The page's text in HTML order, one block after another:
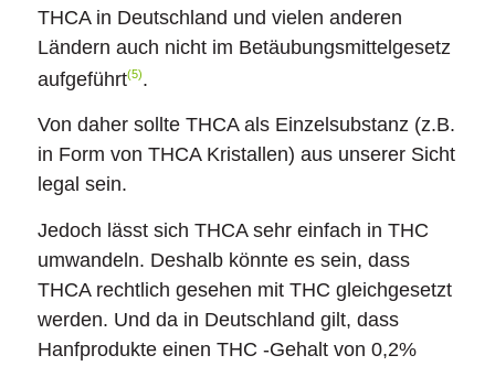
THCA in Deutschland und vielen anderen
Ländern auch nicht im Betäubungsmittelgesetz
aufgeführt(5).
Von daher sollte THCA als Einzelsubstanz (z.B.
in Form von THCA Kristallen) aus unserer Sicht
legal sein.
Jedoch lässt sich THCA sehr einfach in THC
umwandeln. Deshalb könnte es sein, dass
THCA rechtlich gesehen mit THC gleichgesetzt
werden. Und da in Deutschland gilt, dass
Hanfprodukte einen THC -Gehalt von 0,2%